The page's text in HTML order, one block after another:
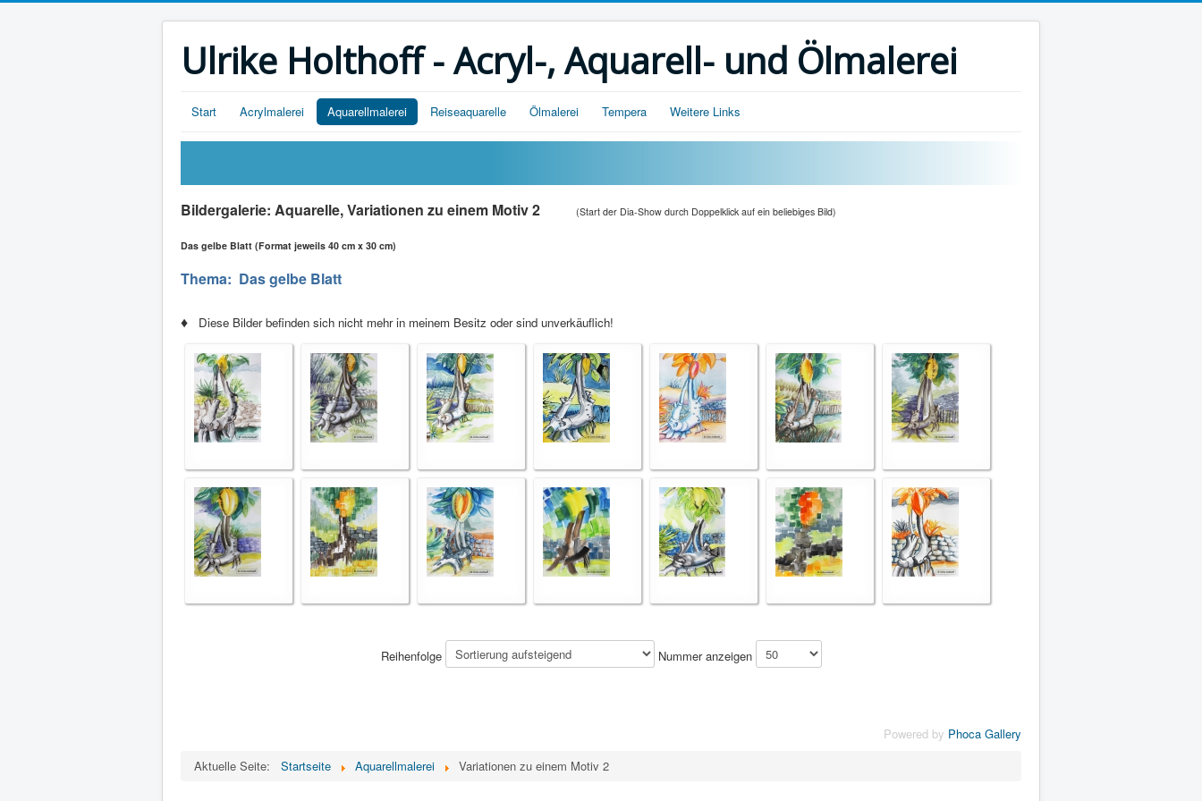
Ulrike Holthoff - Acryl-, Aquarell- und Ölmalerei
Start Acrylmalerei Aquarellmalerei Reiseaquarelle Ölmalerei Tempera Weitere Links
Bildergalerie: Aquarelle, Variationen zu einem Motiv 2 (Start der Dia-Show durch Doppelklick auf ein beliebiges Bild)
Das gelbe Blatt (Format jeweils 40 cm x 30 cm)
Thema: Das gelbe Blatt
♦ Diese Bilder befinden sich nicht mehr in meinem Besitz oder sind unverkäuflich!
Reihenfolge Nummer anzeigen
Powered by Phoca Gallery
Aktuelle Seite:
Startseite Aquarellmalerei Variationen zu einem Motiv 2